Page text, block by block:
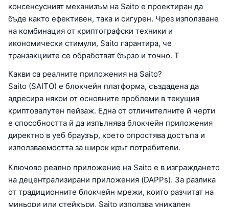
консенсусният механизъм на Saito е проектиран да
бъде както ефективен, така и сигурен. Чрез използване
на комбинация от криптографски техники и
икономически стимули, Saito гарантира, че
транзакциите се обработват бързо и точно. Т
Какви са реалните приложения на Saito?
Saito (SAITO) е блокчейн платформа, създадена да
адресира някои от основните проблеми в текущия
криптовалутен пейзаж. Една от отличителните й черти
е способността й да изпълнява блокчейн приложения
директно в уеб браузър, което опростява достъпа и
използваемостта за широк кръг потребители.
Ключово реално приложение на Saito е в изграждането
на децентрализирани приложения (DAPPs). За разлика
от традиционните блокчейн мрежи, които разчитат на
миньори или стейкъри, Saito използва уникален